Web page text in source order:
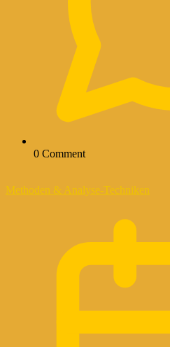
0 Comment
Methoden & Analyse-Techniken